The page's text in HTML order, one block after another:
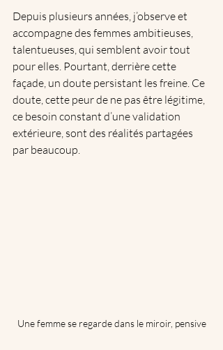
Depuis plusieurs années, j’observe et
accompagne des femmes ambitieuses,
talentueuses, qui semblent avoir tout
pour elles. Pourtant, derrière cette
façade, un doute persistant les freine. Ce
doute, cette peur de ne pas être légitime,
ce besoin constant d’une validation
extérieure, sont des réalités partagées
par beaucoup.
Une femme se regarde dans le miroir, pensive